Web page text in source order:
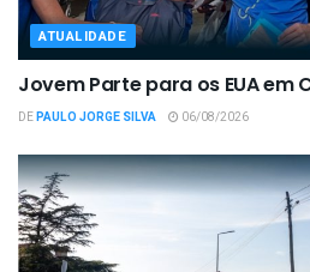
ATUALIDADE
Jovem Parte para os EUA em
DEPAULO JORGE SILVA 06/08/2026